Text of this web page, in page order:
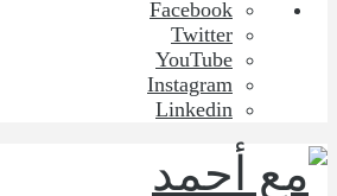
Facebook
Twitter
YouTube
Instagram
Linkedin